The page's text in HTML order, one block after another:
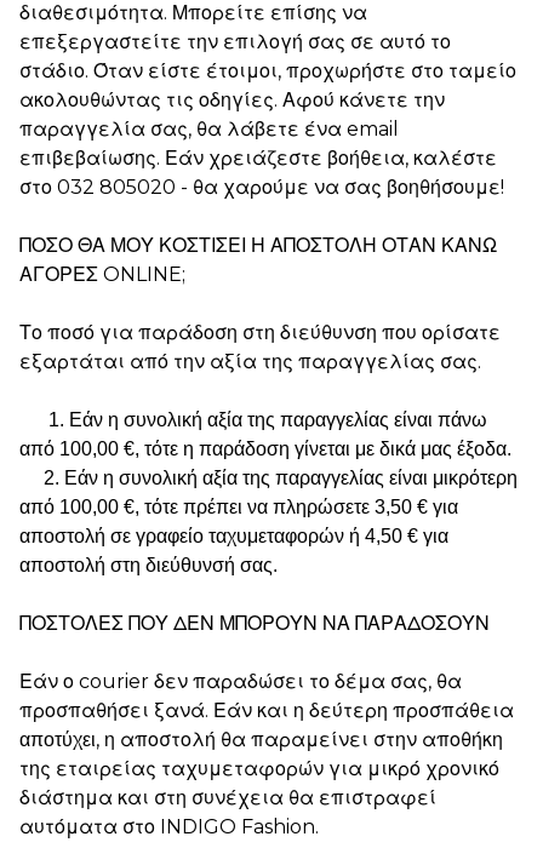
διαθεσιμότητα. Μπορείτε επίσης να
επεξεργαστείτε την επιλογή σας σε αυτό το
στάδιο. Όταν είστε έτοιμοι, προχωρήστε στο ταμείο
ακολουθώντας τις οδηγίες. Αφού κάνετε την
παραγγελία σας, θα λάβετε ένα email
επιβεβαίωσης. Εάν χρειάζεστε βοήθεια, καλέστε
στο 032 805020 - θα χαρούμε να σας βοηθήσουμε!
ΠΟΣΟ ΘΑ ΜΟΥ ΚΟΣΤΙΣΕΙ Η ΑΠΟΣΤΟΛΗ ΟΤΑΝ ΚΑΝΩ
ΑΓΟΡΕΣ ONLINE;
Το ποσό για παράδοση στη διεύθυνση που ορίσατε
εξαρτάται από την αξία της παραγγελίας σας.
1. Εάν η συνολική αξία της παραγγελίας είναι πάνω
από 100,00 €, τότε η παράδοση γίνεται με δικά μας έξοδα.
2. Εάν η συνολική αξία της παραγγελίας είναι μικρότερη
από 100,00 €, τότε πρέπει να πληρώσετε 3,50 € για
αποστολή σε γραφείο ταχυμεταφορών ή 4,50 € για
αποστολή στη διεύθυνσή σας.
ΠΟΣΤΟΛΕΣ ΠΟΥ ΔΕΝ ΜΠΟΡΟΥΝ ΝΑ ΠΑΡΑΔΟΣΟΥΝ
Εάν ο courier δεν παραδώσει το δέμα σας, θα
προσπαθήσει ξανά. Εάν και η δεύτερη προσπάθεια
αποτύχει, η αποστολή θα παραμείνει στην αποθήκη
της εταιρείας ταχυμεταφορών για μικρό χρονικό
διάστημα και στη συνέχεια θα επιστραφεί
αυτόματα στο INDIGO Fashion.